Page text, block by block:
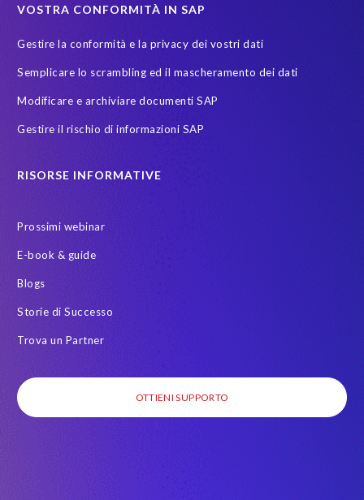
VOSTRA CONFORMITÀ IN SAP
Gestire la conformità e la privacy dei vostri dati
Semplicare lo scrambling ed il mascheramento dei dati
Modificare e archiviare documenti SAP
Gestire il rischio di informazioni SAP
RISORSE INFORMATIVE
Prossimi webinar
E-book & guide
Blogs
Storie di Successo
Trova un Partner
OTTIENI SUPPORTO